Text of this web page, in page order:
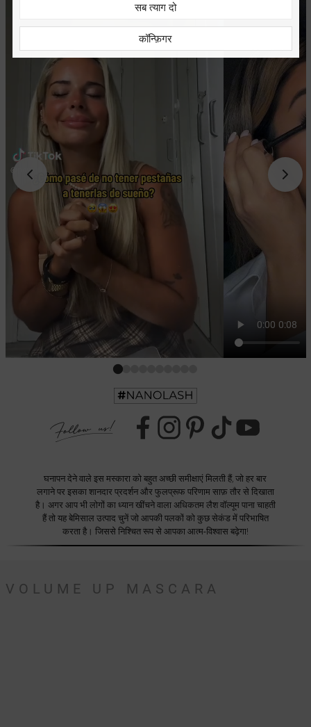
घनापन देने वाले इस मस्कारा को बहुत अच्छी समीक्षाएं मिलती हैं, जो हर बार
लगाने पर इसका शानदार प्रदर्शन और फुलप्रूफ परिणाम साफ़ तौर से दिखाता
है। अगर आप भी लोगों का ध्यान खींचने वाला अधिकतम लैश वॉल्यूम पाना चाहती
हैं तो यह बेमिसाल उत्पाद चुनें जो आपकी पलकों को कुछ सेकंड में परिभाषित
करता है। जिससे निश्चित रूप से आपका आत्म-विश्वास बढ़ेगा!
VOLUME UP MASCARA
सब त्याग दो
कॉन्फ़िगर